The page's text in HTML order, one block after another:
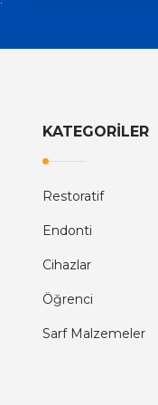
KATEGORİLER
Restoratif
Endonti
Cihazlar
Öğrenci
Sarf Malzemeler